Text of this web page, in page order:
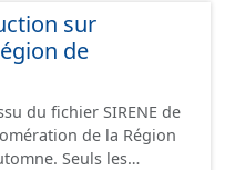
sur
de
du fichier SIRENE de
de la Région
les